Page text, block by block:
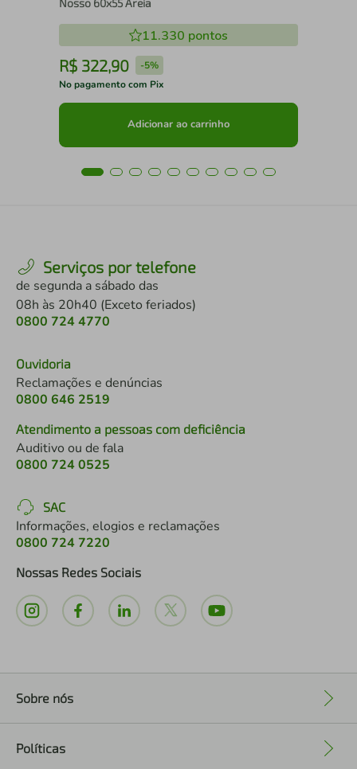
Nosso 60x55 Areia
11.330 pontos
R$ 322,90 -5%
No pagamento com Pix
Adicionar ao carrinho
Serviços por telefone
de segunda a sábado das
08h às 20h40 (Exceto feriados)
0800 724 4770
Ouvidoria
Reclamações e denúncias
0800 646 2519
Atendimento a pessoas com deficiência
Auditivo ou de fala
0800 724 0525
SAC
Informações, elogios e reclamações
0800 724 7220
Nossas Redes Sociais
Sobre nós
Políticas